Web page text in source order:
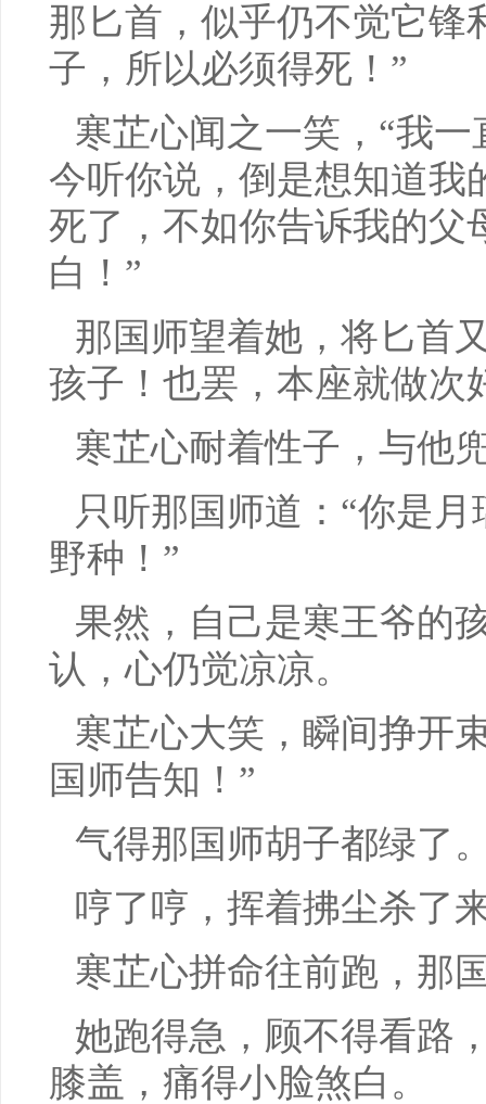
那匕首，似乎仍不觉它锋
子，所以必须得死！”
寒芷心闻之一笑，“我
今听你说，倒是想知道我
死了，不如你告诉我的父
白！”
那国师望着她，将匕首
孩子！也罢，本座就做次
寒芷心耐着性子，与他
只听那国师道：“你是
野种！”
果然，自己是寒王爷的
认，心仍觉凉凉。
寒芷心大笑，瞬间挣开
国师告知！”
气得那国师胡子都绿了
哼了哼，挥着拂尘杀了
寒芷心拼命往前跑，那
她跑得急，顾不得看路
膝盖，痛得小脸煞白。